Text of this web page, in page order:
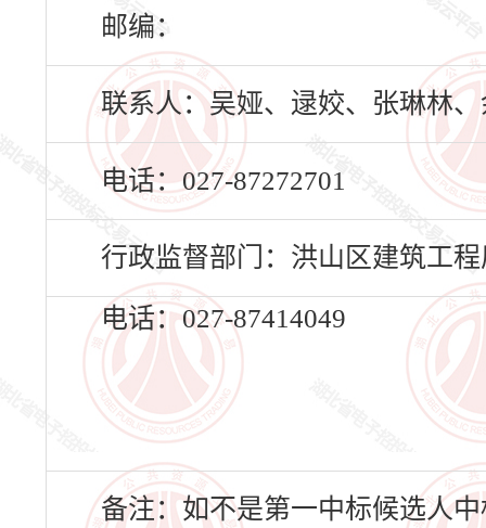
邮编：
联系人：吴娅、逯姣、张琳林
电话：027-87272701
行政监督部门：洪山区建筑工
电话：027-87414049
备注：如不是第一中标候选人中